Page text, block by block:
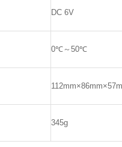
DC 6V
0℃～50℃
345g